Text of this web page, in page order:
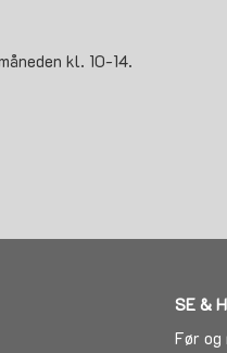
kl. 10-14.
SE &
Før og